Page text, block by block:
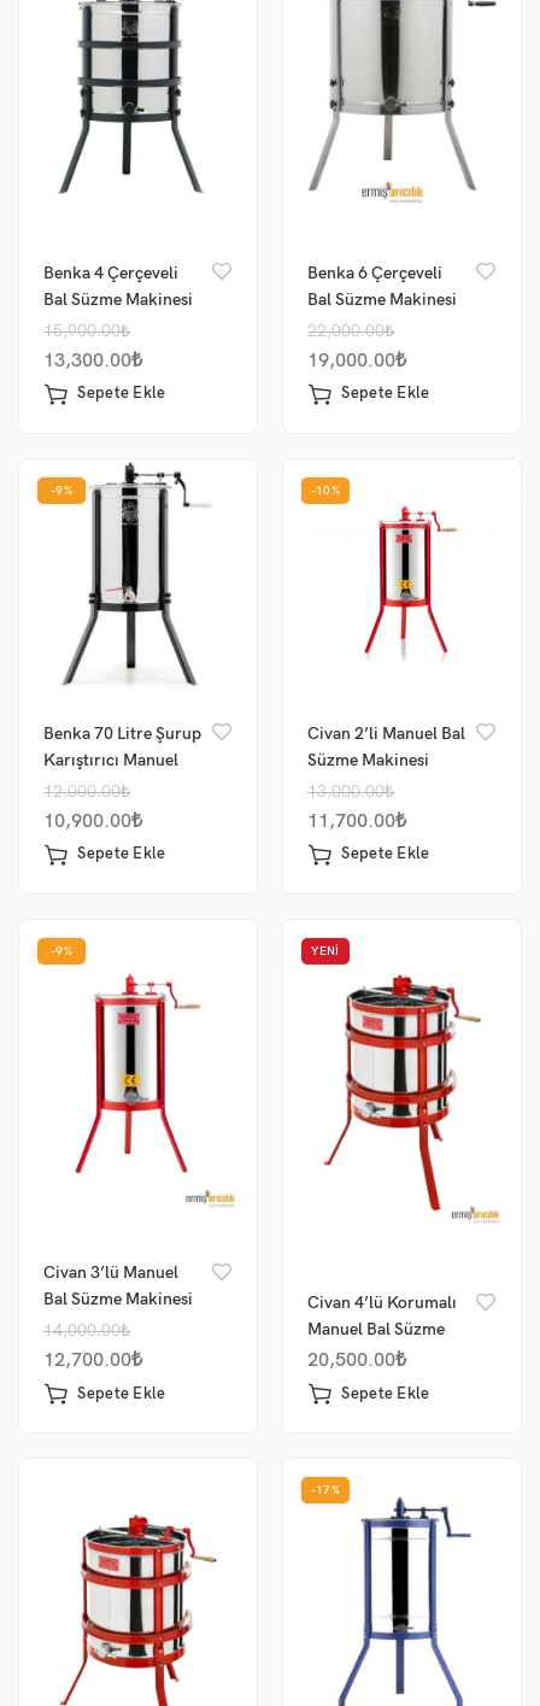
Benka 4 Çerçeveli
Bal Süzme Makinesi
Manuel 304 Sepet
15,900.00₺
13,300.00₺
Sepete Ekle
Benka 6 Çerçeveli
Bal Süzme Makinesi
Manuel AISI 304
22,000.00₺
19,000.00₺
Sepete Ekle
-9%
Benka 70 Litre Şurup
Karıştırıcı Manuel
12,000.00₺
10,900.00₺
Sepete Ekle
-10%
Civan 2’li Manuel Bal
Süzme Makinesi
13,000.00₺
11,700.00₺
Sepete Ekle
-9%
Civan 3’lü Manuel
Bal Süzme Makinesi
14,000.00₺
12,700.00₺
Sepete Ekle
YENI
Civan 4’lü Korumalı
Manuel Bal Süzme
Makinesi/ 304 Krom
20,500.00₺
Sepete Ekle
-17%